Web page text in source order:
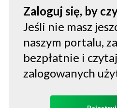
Zaloguj się, by
Jeśli nie masz
naszym portalu,
bezpłatnie i
zalogowanych